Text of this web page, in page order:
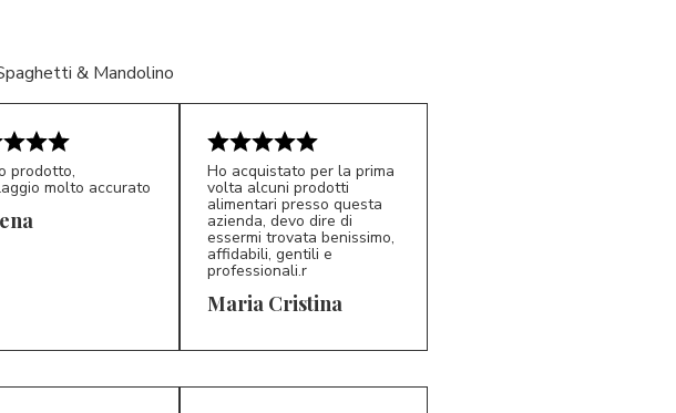
& Mandolino
prodotto,
molto accurato
MC 5/5
Ho acquistato per la prima
volta alcuni prodotti
alimentari presso questa
azienda, devo dire di
essermi trovata benissimo,
affidabili, gentili e
professionali.r
Maria Cristina